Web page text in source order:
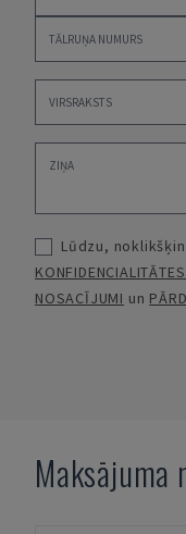
Lūdzu,
NOSACĪJUMI un
Maksājuma